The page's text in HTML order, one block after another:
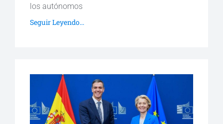
los autónomos
Seguir Leyendo...